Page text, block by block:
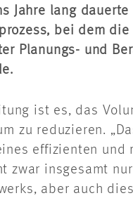
Jahre lang
bei dem die
Planungs- und
ist es, das
zu reduzieren.
effizienten und
zwar insgesamt
aber auch